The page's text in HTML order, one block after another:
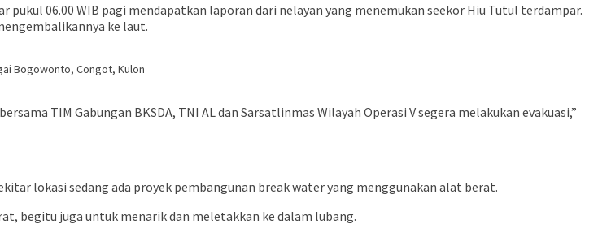
06.00 WIB pagi mendapatkan laporan dari nelayan yang menemukan seekor Hiu Tutul terdampar.
ke laut.
Bogowonto, Congot, Kulon
TIM Gabungan BKSDA, TNI AL dan Sarsatlinmas Wilayah Operasi V segera melakukan evakuasi,”
lokasi sedang ada proyek pembangunan break water yang menggunakan alat berat.
begitu juga untuk menarik dan meletakkan ke dalam lubang.